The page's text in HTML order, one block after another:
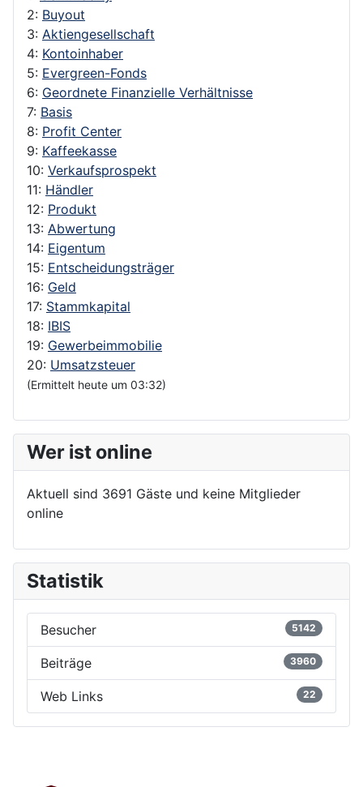
2: Buyout
3: Aktiengesellschaft
4: Kontoinhaber
5: Evergreen-Fonds
6: Geordnete Finanzielle Verhältnisse
7: Basis
8: Profit Center
9: Kaffeekasse
10: Verkaufsprospekt
11: Händler
12: Produkt
13: Abwertung
14: Eigentum
15: Entscheidungsträger
16: Geld
17: Stammkapital
18: IBIS
19: Gewerbeimmobilie
20: Umsatzsteuer
(Ermittelt heute um 03:32)
Wer ist online
Aktuell sind 3691 Gäste und keine Mitglieder
online
Statistik
Besucher 5142
Beiträge 3960
Web Links 22